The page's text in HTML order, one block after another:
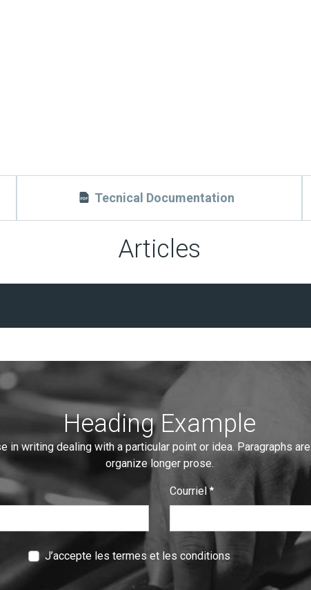
Tecnical Documentation
Articles
Heading Example
in writing dealing with a particular point or idea. Paragraphs
organize longer prose.
Courriel
:
0/ 280
J’accepte les termes et les conditions